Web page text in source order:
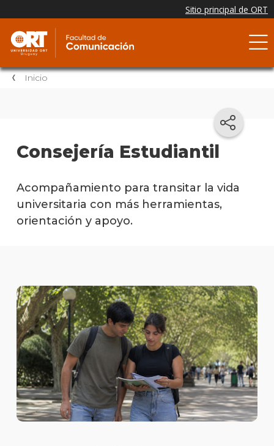
Inicio
Consejería Estudiantil
Acompañamiento para transitar la vida
universitaria con más herramientas,
orientación y apoyo.